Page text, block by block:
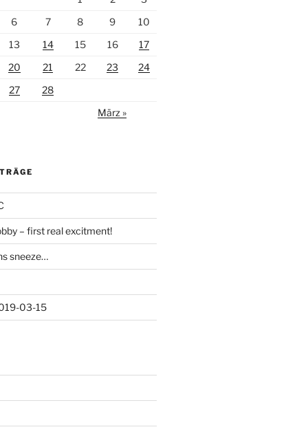
6 7 8 9
10
13 14 15 16
17
20 21 22 23
24
27
28
März »
– first real excitment!
sneeze…
03-15